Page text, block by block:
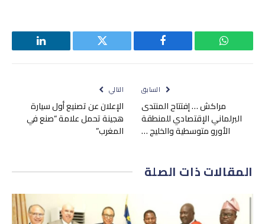
واتساب فيسبوك تويتر لينكدإن
السابق
مراكش … إفتتاح المنتدى
البرلماني الإقتصادي للمنطقة
الأورو متوسطية والخليج …
التالي
الإعلان عن تصنيع أول سيارة
هجينة تحمل علامة “صنع في
المغرب”
المقالاتذات الصلة